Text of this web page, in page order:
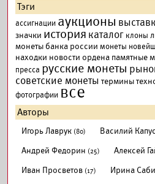
Тэги
ассигнации аукционы
значки история каталог клоны
монеты банка россии монеты
находки новости ордена памятные
пресса русские монеты
советские монеты термины
фотографии все
Авторы
Игорь Лаврук (80) Василий
Андрей Федорин (25) Алексей
Иван Просветов (17) Ирина